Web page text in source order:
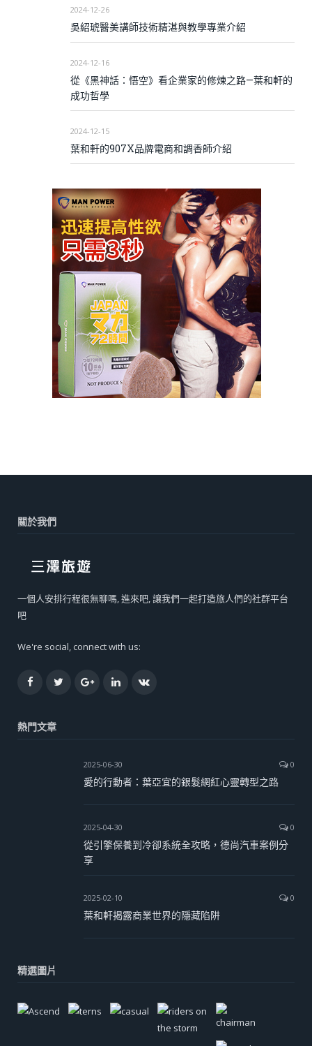
2024-12-26
吳紹琥醫美講師技術精湛與教學專業介紹
2024-12-16
從《黑神話：悟空》看企業家的修煉之路—葉和軒的
成功哲學
2024-12-15
葉和軒的907X品牌電商和調香師介紹
關於我們
一個人安排行程很無聊嗎, 進來吧, 讓我們一起打造旅人們的社群平台
吧
We're social, connect with us:
FacebookTwitterGoogle+LinkedInVK
熱門文章
2025-06-30 0
愛的行動者：葉亞宜的銀髮網紅心靈轉型之路
2025-04-30 0
從引擎保養到冷卻系統全攻略，德尚汽車案例分
享
2025-02-10 0
葉和軒揭露商業世界的隱藏陷阱
精選圖片